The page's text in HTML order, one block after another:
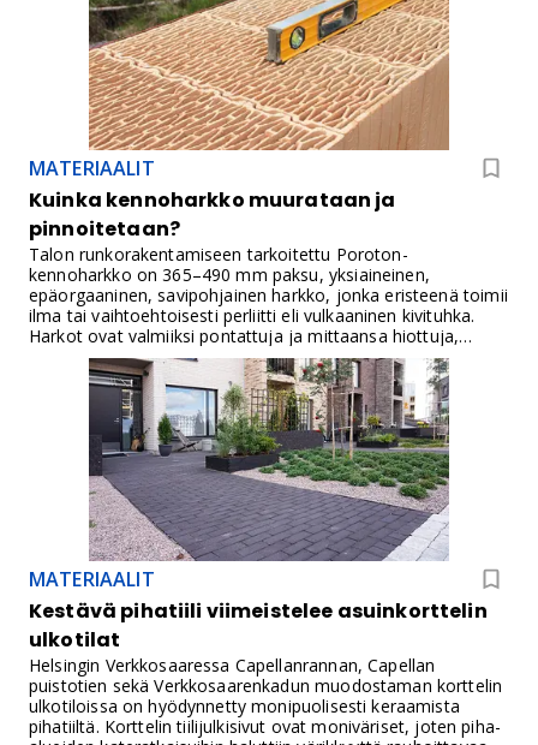
MATERIAALIT
Kuinka kennoharkko muurataan ja
pinnoitetaan?
Talon runkorakentamiseen tarkoitettu Poroton-
kennoharkko on 365–490 mm paksu, yksiaineinen,
epäorgaaninen, savipohjainen harkko, jonka eristeenä toimii
ilma tai vaihtoehtoisesti perliitti eli vulkaaninen kivituhka.
Harkot ovat valmiiksi pontattuja ja mittaansa hiottuja,
eivätkä vaadi lisäeristekerroksia tai raudoittamista.
MATERIAALIT
Kestävä pihatiili viimeistelee asuinkorttelin
ulkotilat
Helsingin Verkkosaaressa Capellanrannan, Capellan
puistotien sekä Verkkosaarenkadun muodostaman korttelin
ulkotiloissa on hyödynnetty monipuolisesti keraamista
pihatiiltä. Korttelin tiilijulkisivut ovat moniväriset, joten piha-